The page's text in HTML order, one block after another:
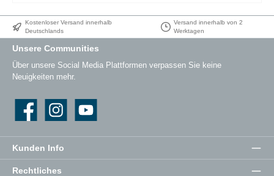
Kostenloser Versand innerhalb
Deutschlands
Versand innerhalb von 2
Werktagen
Kunden Info
Rechtliches
Unsere Communities
Über unsere Social Media Plattformen verpassen Sie keine
Neuigkeiten mehr.
Instagram YouTube